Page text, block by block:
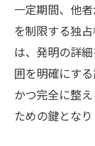
発明の新
特許
新規
技術
実施
一定期間、他
を制限する独
は、発明の詳
囲を明確にす
かつ完全に整
ための鍵となり